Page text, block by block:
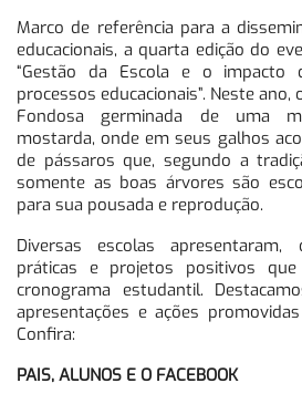
Marco de referência para a
educacionais, a quarta edição do
“Gestão da Escola e o impacto
processos educacionais”. Neste
Fondosa germinada de uma
mostarda, onde em seus galhos
de pássaros que, segundo a
somente as boas árvores são
para sua pousada e reprodução.
Diversas escolas
práticas e projetos positivos
cronograma estudantil.
apresentações e ações
Confira:
PAIS, ALUNOS E O FACEBOOK